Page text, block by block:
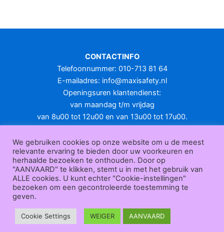
variaties.
optie
gekozen
worden
op
productpagina
CONTACTINFO
Telefoonnummer: 010-713 81 64
E-mailadres: info@maxisafety.nl
Openingsuren klantendienst:
van maandag t/m vrijdag
van 8u00 tot 12u00 en van 13u00 tot 17u00.
KLANTENSERVICE
Over
ons|Bedrijfsgegevens| F.A.Q.|Bestelprocedure | Betaling
ending | Retourneren|Herroepingsrecht|Herroepingsfunctie
ederverkoop|Bedrukken|Contact
Algemene voorwaarden
Maxisafety.nl © 2026
We gebruiken cookies op onze website om u de meest
relevante ervaring te bieden door uw voorkeuren en
herhaalde bezoeken te onthouden. Door op
"AANVAARD" te klikken, stemt u in met het gebruik van
ALLE cookies. U kunt echter "Cookie-instellingen"
bezoeken om een gecontroleerde toestemming te
geven.
Cookie Settings WEIGER AANVAARD